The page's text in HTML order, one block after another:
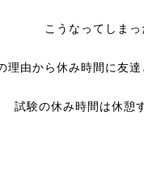
こうなってしま
理由から休み時間に友
試験の休み時間は休憩